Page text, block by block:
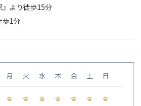
』より徒歩15分
歩1分
月 火 水 木 金 土 日